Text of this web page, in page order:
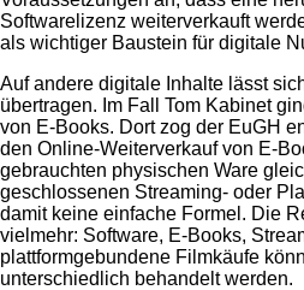
Softwarelizenz weiterverkauft
als wichtiger Baustein für digitale
Auf andere digitale Inhalte lässt
übertragen. Im Fall Tom Kabinet
von E-Books. Dort zog der EuGH
den Online-Weiterverkauf von E-
gebrauchten physischen Ware
geschlossenen Streaming- oder
damit keine einfache Formel. Die
vielmehr: Software, E-Books,
plattformgebundene Filmkäufe
unterschiedlich behandelt werden.